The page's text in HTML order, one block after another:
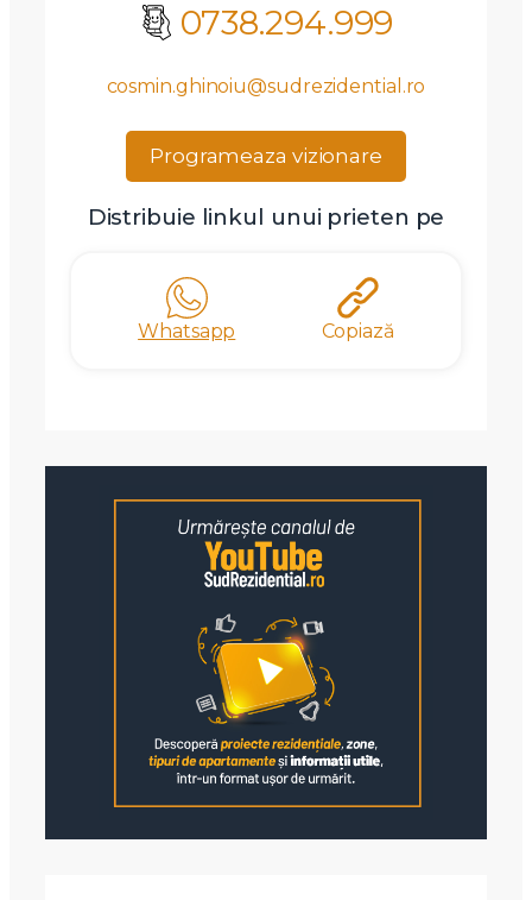
0738.294.999
cosmin.ghinoiu@sudrezidential.ro
Programeaza vizionare
Distribuie linkul unui prieten pe
Whatsapp Copiază